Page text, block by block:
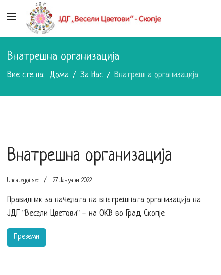
Внатрешна организација
Вие сте на: Дома За Нас Внатрешна организација
Внатрешна организација
Uncategorised 27 Јануари 2022
Правилник за начелата на внатрешната организација на
ЈДГ "Весели Цветови" - на ОКВ во Град Скопје
Преземи